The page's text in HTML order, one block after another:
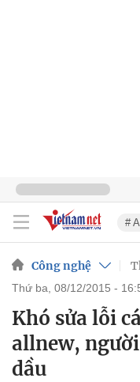
#
Công nghệ
thứ ba, 08/12/2015 -
Khó sửa lỗi
allnew,
dầu